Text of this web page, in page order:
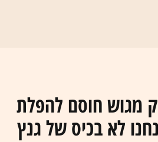
מגוש חוסם להפלת
לא בכיס של גנץ